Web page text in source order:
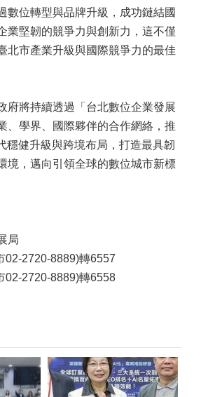
數位轉型與品牌升級，成功鏈結國
業堅韌的競爭力與創新力，這不僅
北市產業升級與國際競爭力的最佳
將持續透過「台北數位企業發展
、學界、國際夥伴的合作網絡，推
穩健升級與跨境布局，打造最具韌
境，邁向引領全球的數位城市新標
局
02-2720-8889)轉6557
02-2720-8889)轉6558